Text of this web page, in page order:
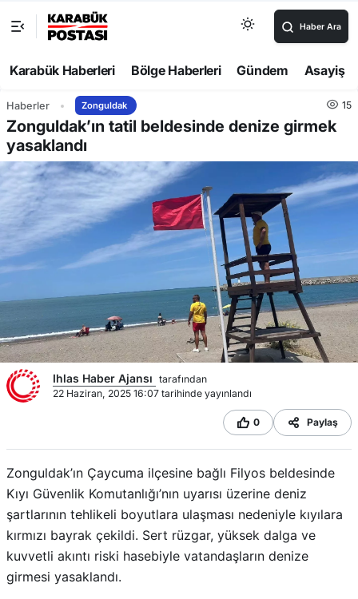
Haber Ara
Karabük Haberleri Bölge Haberleri Gündem Asayiş
Haberler Zonguldak 15
Zonguldak’ın tatil beldesinde denize girmek
yasaklandı
Ihlas Haber Ajansı tarafından
22 Haziran, 2025 16:07 tarihinde yayınlandı
0 Paylaş
Zonguldak’ın Çaycuma ilçesine bağlı Filyos beldesinde
Kıyı Güvenlik Komutanlığı’nın uyarısı üzerine deniz
şartlarının tehlikeli boyutlara ulaşması nedeniyle kıyılara
kırmızı bayrak çekildi. Sert rüzgar, yüksek dalga ve
kuvvetli akıntı riski hasebiyle vatandaşların denize
girmesi yasaklandı.